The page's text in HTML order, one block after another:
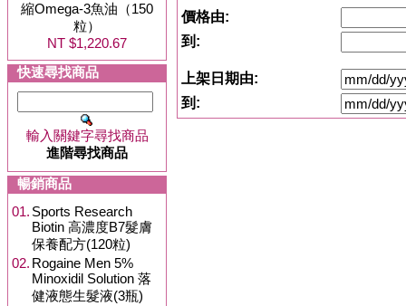
縮Omega-3魚油（150
粒）
NT $1,220.67
快速尋找商品
輸入關鍵字尋找商品
進階尋找商品
暢銷商品
01. Sports Research
Biotin 高濃度B7髮膚
保養配方(120粒)
02. Rogaine Men 5%
Minoxidil Solution 落
健液態生髮液(3瓶)
價格由:
到:
上架日期由:
到: